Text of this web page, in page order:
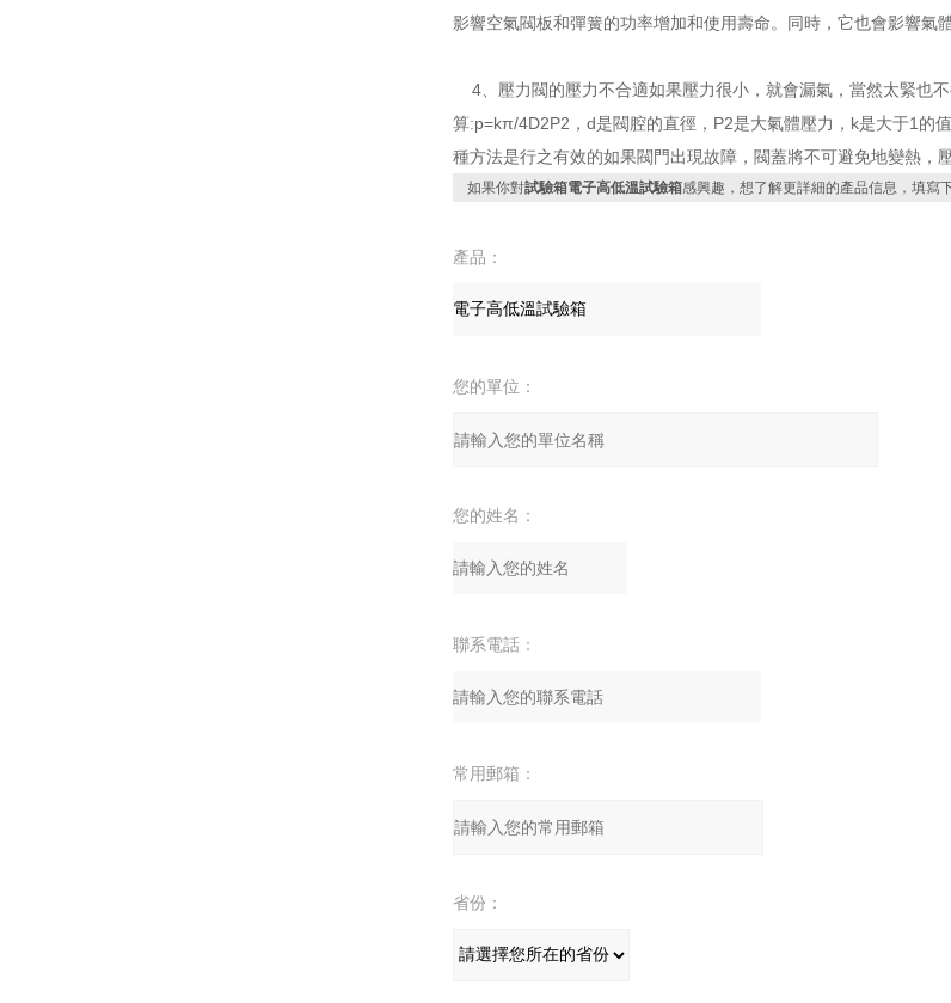
影響空氣閥板和彈簧的功率增加和使用壽命。同時，它也會影響氣
4、壓力閥的壓力不合適如果壓力很小，就會漏氣，當然太緊也
算:p=kπ/4D2P2，d是閥腔的直徑，P2是大氣體壓力，k是大于1的
種方法是行之有效的如果閥門出現故障，閥蓋將不可避免地變熱，
如果你對試驗箱電子高低溫試驗箱感興趣，想了解更詳細的產品信息，填寫
產品：
您的單位：
您的姓名：
聯系電話：
常用郵箱：
省份：